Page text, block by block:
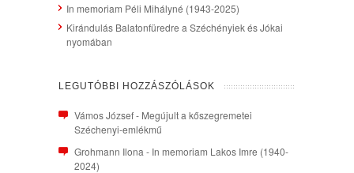
In memoriam Péli Mihályné (1943-2025)
Kirándulás Balatonfüredre a Széchényiek és Jókai
nyomában
LEGUTÓBBI HOZZÁSZÓLÁSOK
Vámos József- Megújult a kőszegremetei
Széchenyi-emlékmű
Grohmann Ilona - In memoriam Lakos Imre (1940-
2024)